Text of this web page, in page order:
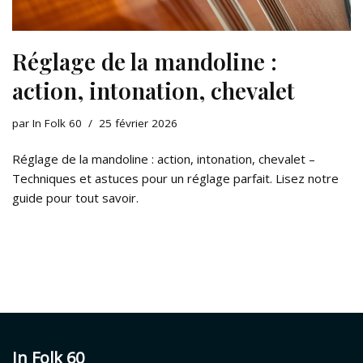
Réglage de la mandoline :
action, intonation, chevalet
par In Folk 60 25 février 2026
Réglage de la mandoline : action, intonation, chevalet –
Techniques et astuces pour un réglage parfait. Lisez notre
guide pour tout savoir.
In Folk 60